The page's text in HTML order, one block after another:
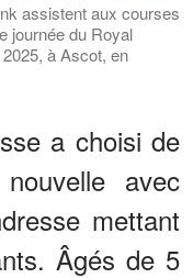
assistent aux courses
journée du Royal
à Ascot, en
a choisi de
avec
mettant
Âgés de 5